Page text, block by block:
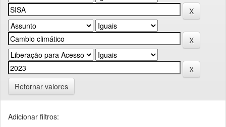
Retornar valores
Adicionar filtros: